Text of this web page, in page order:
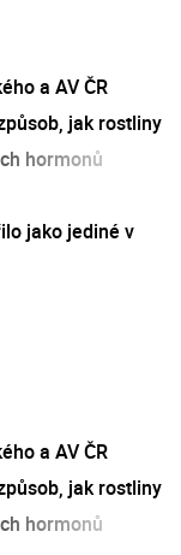
a AV ČR
jak rostliny
hormonů
jako jediné v
a AV ČR
jak rostliny
hormonů